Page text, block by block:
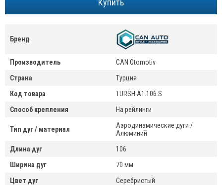
Бренд
Производитель
CAN Otomotiv
Страна
Турция
Код товара
TURSH.A1.106.S
Способ крепления
На рейлинги
Тип дуг / материал
Аэродинамические дуги /
Алюминий
Длина дуг
106
Ширина дуг
70 мм
Цвет дуг
Серебристый